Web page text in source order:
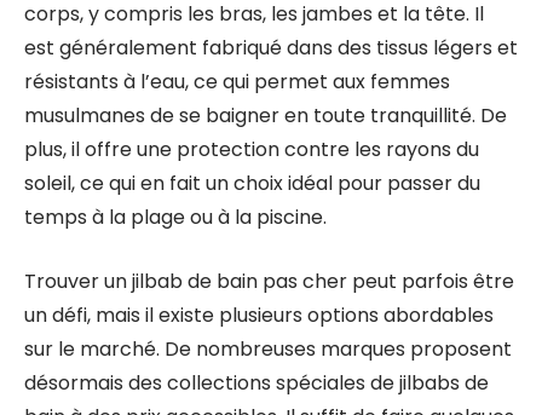
corps, y compris les bras, les jambes et la tête. Il
est généralement fabriqué dans des tissus légers et
résistants à l’eau, ce qui permet aux femmes
musulmanes de se baigner en toute tranquillité. De
plus, il offre une protection contre les rayons du
soleil, ce qui en fait un choix idéal pour passer du
temps à la plage ou à la piscine.
Trouver un jilbab de bain pas cher peut parfois être
un défi, mais il existe plusieurs options abordables
sur le marché. De nombreuses marques proposent
désormais des collections spéciales de jilbabs de